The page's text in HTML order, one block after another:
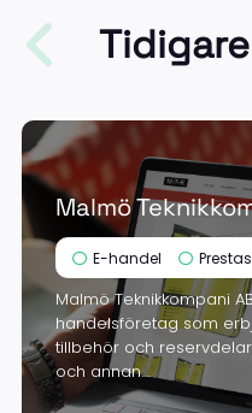
Malmö
E-handel
Malmö Teknikkompani
handelsföretag som
tillbehör och
och annan....